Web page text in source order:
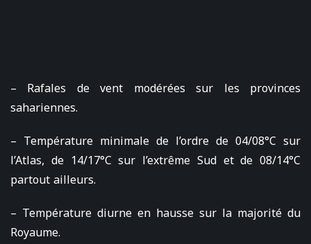
– Rafales de vent modérées sur les provinces
sahariennes.
– Température minimale de l’ordre de 04/08°C sur
l’Atlas, de 14/17°C sur l’extrême Sud et de 08/14°C
partout ailleurs.
– Température diurne en hausse sur la majorité du
Royaume.